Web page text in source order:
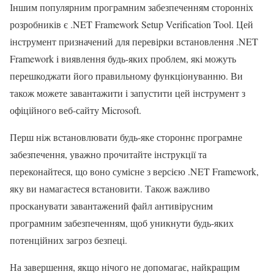
Іншим популярним програмним забезпеченням сторонніх
розробників є .NET Framework Setup Verification Tool. Цей
інструмент призначений для перевірки встановлення .NET
Framework і виявлення будь-яких проблем, які можуть
перешкоджати його правильному функціонуванню. Ви
також можете завантажити і запустити цей інструмент з
офіційного веб-сайту Microsoft.
Перш ніж встановлювати будь-яке стороннє програмне
забезпечення, уважно прочитайте інструкції та
переконайтеся, що воно сумісне з версією .NET Framework,
яку ви намагаєтеся встановити. Також важливо
просканувати завантажений файл антивірусним
програмним забезпеченням, щоб уникнути будь-яких
потенційних загроз безпеці.
На завершення, якщо нічого не допомагає, найкращим